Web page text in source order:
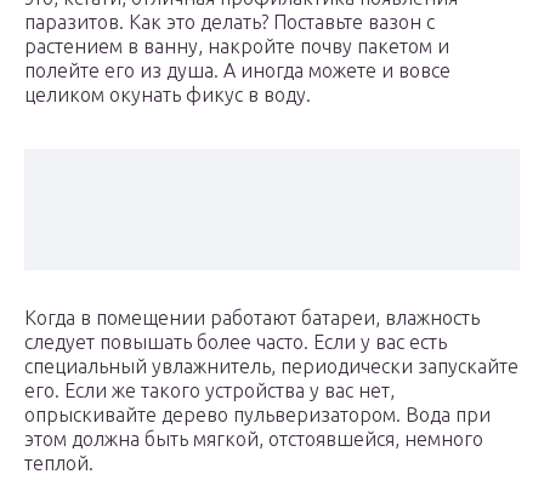
паразитов. Как это делать? Поставьте вазон с
растением в ванну, накройте почву пакетом и
полейте его из душа. А иногда можете и вовсе
целиком окунать фикус в воду.
Когда в помещении работают батареи, влажность
следует повышать более часто. Если у вас есть
специальный увлажнитель, периодически запускайте
его. Если же такого устройства у вас нет,
опрыскивайте дерево пульверизатором. Вода при
этом должна быть мягкой, отстоявшейся, немного
теплой.